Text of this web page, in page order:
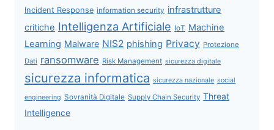
Incident Response information security infrastrutture
critiche Intelligenza Artificiale IoT Machine
Learning Malware NIS2 phishing Privacy Protezione
Dati ransomware Risk Management sicurezza digitale
sicurezza informatica sicurezza nazionale social
engineering Sovranità Digitale Supply Chain Security Threat
Intelligence